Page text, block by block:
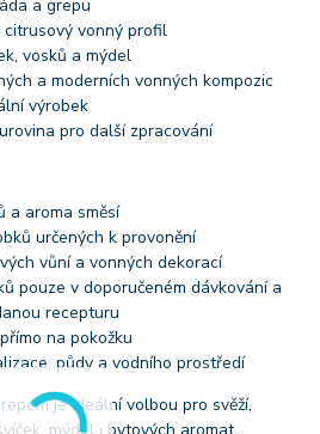
a grepu
vonný profil
vosků a mýdel
a moderních vonných kompozic
výrobek
pro další zpracování
a aroma směsí
určených k provonění
vůní a vonných dekorací
pouze v doporučeném dávkování a
recepturu
na pokožku
půdy a vodního prostředí
je ideální volbou pro svěží,